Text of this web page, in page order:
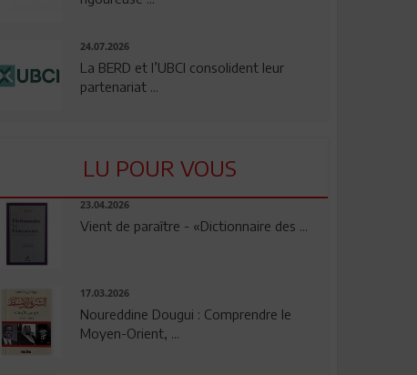
24.07.2026
La BERD et l’UBCI consolident leur
partenariat ...
LU POUR VOUS
23.04.2026
Vient de paraître - «Dictionnaire des ...
17.03.2026
Noureddine Dougui : Comprendre le
Moyen-Orient, ...